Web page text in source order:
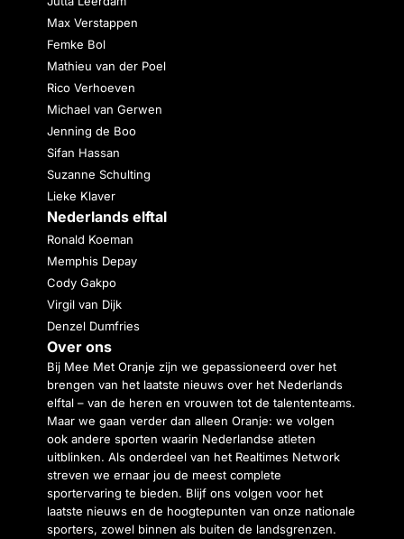
Max Verstappen
Femke Bol
Mathieu van der Poel
Rico Verhoeven
Michael van Gerwen
Jenning de Boo
Sifan Hassan
Suzanne Schulting
Lieke Klaver
Nederlands elftal
Ronald Koeman
Memphis Depay
Cody Gakpo
Virgil van Dijk
Denzel Dumfries
Over ons
Bij Mee Met Oranje zijn we gepassioneerd over het
brengen van het laatste nieuws over het Nederlands
elftal – van de heren en vrouwen tot de talententeams.
Maar we gaan verder dan alleen Oranje: we volgen
ook andere sporten waarin Nederlandse atleten
uitblinken. Als onderdeel van het Realtimes Network
streven we ernaar jou de meest complete
sportervaring te bieden. Blijf ons volgen voor het
laatste nieuws en de hoogtepunten van onze nationale
sporters, zowel binnen als buiten de landsgrenzen.